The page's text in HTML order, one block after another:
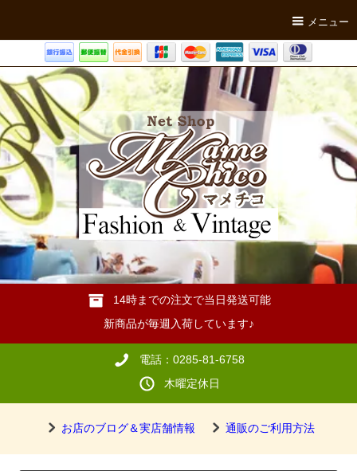
メニュー
14時までの注文で当日発送可能
新商品が毎週入荷しています♪
電話：0285-81-6758
木曜定休日
お店のブログ＆実店舗情報 通販のご利用方法